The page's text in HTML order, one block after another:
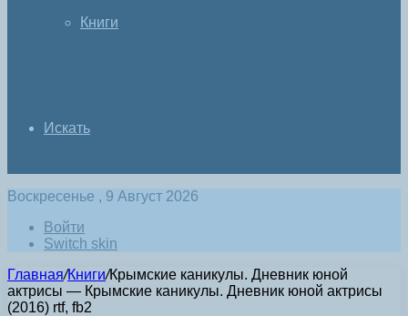
Книги
Искать
Воскресенье , 9 Август 2026
Войти
Switch skin
Главная/Книги/Крымские каникулы. Дневник юной
актрисы — Крымские каникулы. Дневник юной актрисы
(2016) rtf, fb2